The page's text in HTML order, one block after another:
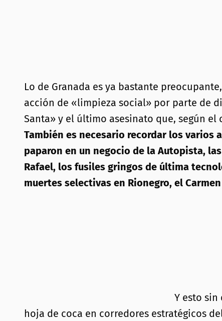
Lo de Granada es ya bastante
acción de «limpieza social» por parte de
Santa» y el último asesinato que, según
También es necesario recordar los varios
paparon en un negocio de la Autopista,
Rafael, los fusiles gringos de última
muertes selectivas en Rionegro, el
Y esto
hoja de coca en corredores estratégicos